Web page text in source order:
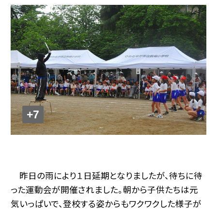
+7
昨日の雨により１日延期となりましたが、待ちに待
った運動会が開催されました。朝から子供たちは元
気いっぱいで、登校する姿からもワクワクした様子が